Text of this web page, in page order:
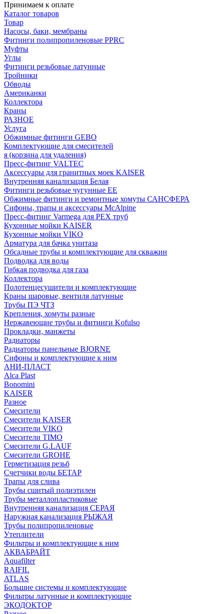
Принимаем к оплате
Каталог товаров
Товар
Насосы, баки, мембраны
Фитинги полипропиленовые PPRC
Муфты
Углы
Фитинги резьбовые латунные
Тройники
Обводы
Американки
Коллектора
Краны
РАЗНОЕ
Услуга
Обжимные фитинги GEBO
Комплектующие для смесителей
я (корзина для удаления)
Пресс-фитинг VALTEC
Аксессуары для гранитных моек KAISER
Внутренняя канализация Белая
Фитинги резьбовые чугунные EE
Обжимные фитинги и ремонтные хомуты САНСФЕРА
Сифоны, трапы и аксессуары McAlpine
Пресс-фитинг Varmega для PEX труб
Кухонные мойки KAISER
Кухонные мойки VIKO
Арматура для бачка унитаза
Обсадные трубы и комплектующие для скважин
Подводка для воды
Гибкая подводка для газа
Коллектора
Полотенцесушители и комплектующие
Краны шаровые, вентиля латунные
Трубы ПЭ ЧТЗ
Крепления, хомуты разные
Нержавеющие трубы и фитинги Kofulso
Прокладки, манжеты
Радиаторы
Радиаторы панельные BJORNE
Сифоны и комплектующие к ним
АНИ-ПЛАСТ
Alca Plast
Bonomini
KAISER
Разное
Смесители
Смесители KAISER
Смесители VIKO
Смесители TIMO
Смесители G.LAUF
Смесители GROHE
Герметизация резьб
Счетчики воды БЕТАР
Трапы для слива
Трубы сшитый полиэтилен
Трубы металлопластиковые
Внутренняя канализация СЕРАЯ
Наружная канализация РЫЖАЯ
Трубы полипропиленовые
Утеплители
Фильтры и комплектующие к ним
АКВАБРАЙТ
Aquafilter
RAIFIL
ATLAS
Большие системы и комплектующие
Фильтры латунные и комплектующие
ЭКОДОКТОР